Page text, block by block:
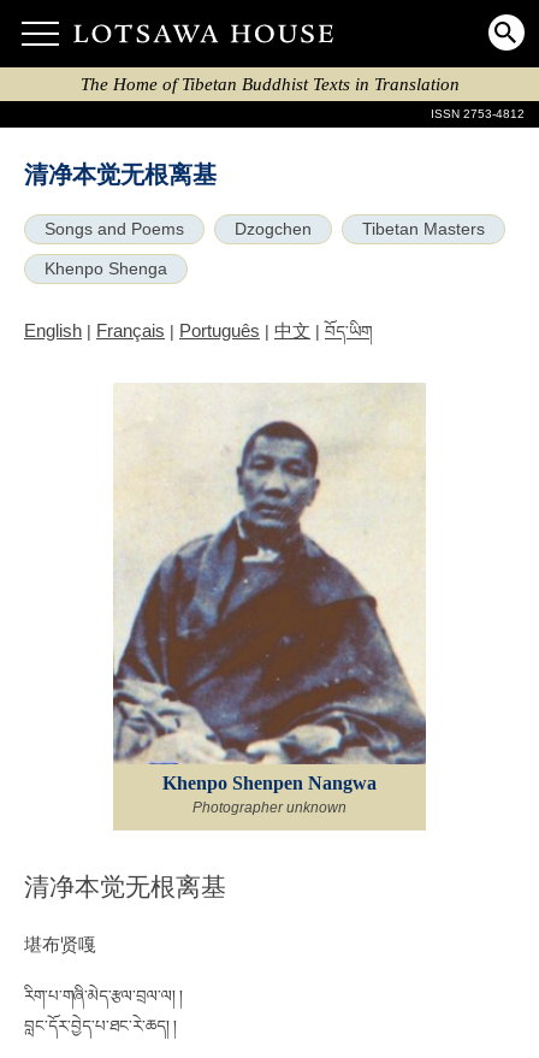
The Home of Tibetan Buddhist Texts in Translation
ISSN 2753-4812
清净本觉无根离基
Songs and Poems Dzogchen Tibetan Masters
Khenpo Shenga
English | Français | Português | 中文 | བོད་ཡིག
Khenpo Shenpen Nangwa
Photographer unknown
清净本觉无根离基
堪布贤嘎
རིག་པ་གཞི་མེད་རྩལ་བྲལ་ལ། །
བླང་དོར་བྱེད་པ་ཐང་རེ་ཆད། །